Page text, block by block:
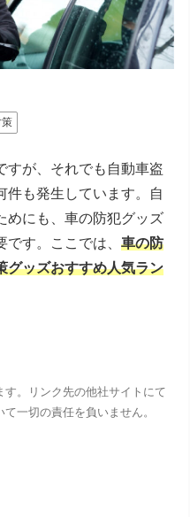
すが、それでも自動車盗
件も発生しています。自
めにも、車の防犯グッズ
です。ここでは、車の防
グッズおすすめ人気ラン
。リンク先の他社サイトにて
一切の責任を負いません。